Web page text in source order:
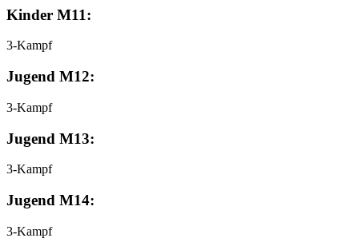
Kinder M11:
3-Kampf
Jugend M12:
3-Kampf
Jugend M13:
3-Kampf
Jugend M14:
3-Kampf